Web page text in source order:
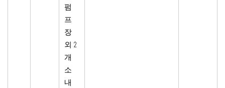
펌
프
장
외 2
개
소
내